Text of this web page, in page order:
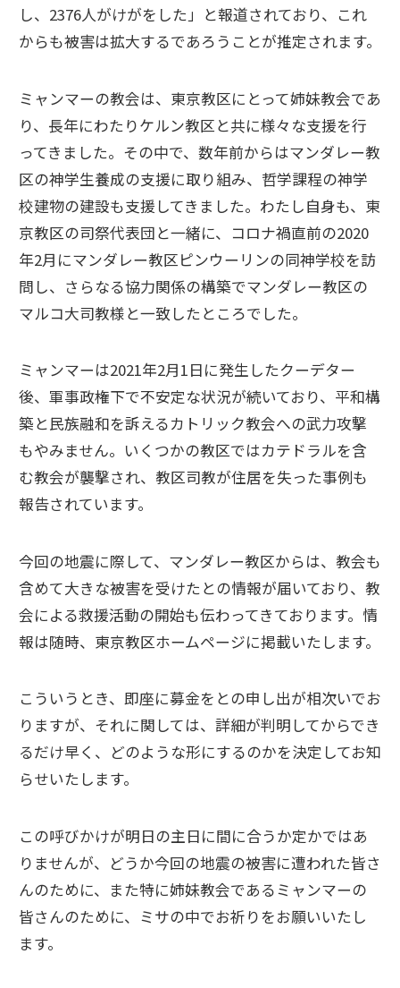
し、2376人がけがをした」と報道されており、これ
からも被害は拡大するであろうことが推定されます。
ミャンマーの教会は、東京教区にとって姉妹教会であ
り、長年にわたりケルン教区と共に様々な支援を行
ってきました。その中で、数年前からはマンダレー教
区の神学生養成の支援に取り組み、哲学課程の神学
校建物の建設も支援してきました。わたし自身も、東
京教区の司祭代表団と一緒に、コロナ禍直前の2020
年2月にマンダレー教区ピンウーリンの同神学校を訪
問し、さらなる協力関係の構築でマンダレー教区の
マルコ大司教様と一致したところでした。
ミャンマーは2021年2月1日に発生したクーデター
後、軍事政権下で不安定な状況が続いており、平和構
築と民族融和を訴えるカトリック教会への武力攻撃
もやみません。いくつかの教区ではカテドラルを含
む教会が襲撃され、教区司教が住居を失った事例も
報告されています。
今回の地震に際して、マンダレー教区からは、教会も
含めて大きな被害を受けたとの情報が届いており、教
会による救援活動の開始も伝わってきております。情
報は随時、東京教区ホームページに掲載いたします。
こういうとき、即座に募金をとの申し出が相次いでお
りますが、それに関しては、詳細が判明してからでき
るだけ早く、どのような形にするのかを決定してお知
らせいたします。
この呼びかけが明日の主日に間に合うか定かではあ
りませんが、どうか今回の地震の被害に遭われた皆さ
んのために、また特に姉妹教会であるミャンマーの
皆さんのために、ミサの中でお祈りをお願いいたし
ます。